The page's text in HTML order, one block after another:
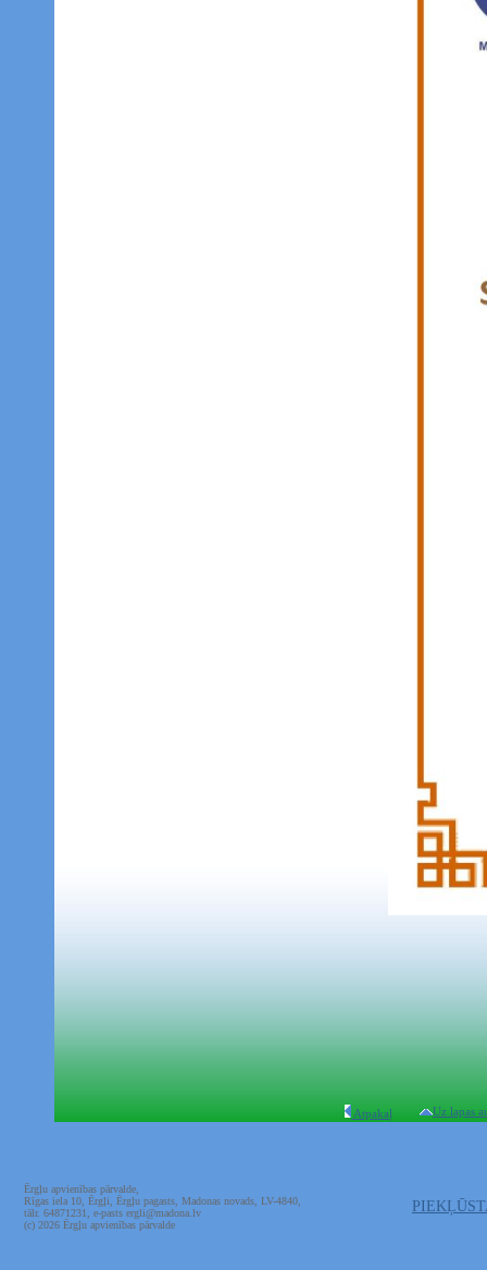
Atpakaļ Uz lapas
Ērgļu apvienības pārvalde,
Rīgas iela 10, Ērgļi, Ērgļu pagasts, Madonas novads, LV-4840,
tālr. 64871231, e-pasts ergli@madona.lv
(c) 2026 Ērgļu apvienības pārvalde